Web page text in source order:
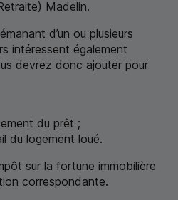
Madelin.
d’un ou plusieurs
intéressent également
devrez donc ajouter pour
du prêt ;
du logement loué.
sur la fortune immobilière
correspondante.